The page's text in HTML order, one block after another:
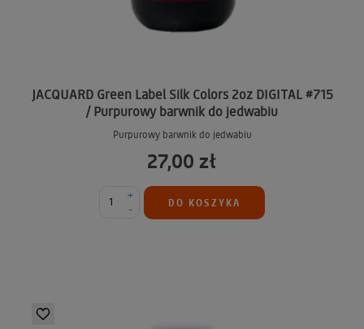
JACQUARD Green Label Silk Colors 2oz DIGITAL #715
/ Purpurowy barwnik do jedwabiu
Purpurowy barwnik do jedwabiu
27,00 zł
-
+
DO KOSZYKA